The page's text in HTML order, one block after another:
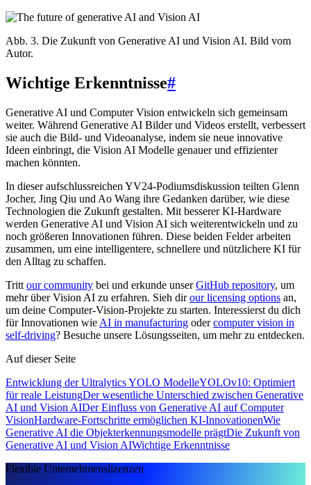
Abb. 3. Die Zukunft von Generative AI und Vision AI. Bild vom
Autor.
Wichtige Erkenntnisse#
Generative AI und Computer Vision entwickeln sich gemeinsam
weiter. Während Generative AI Bilder und Videos erstellt, verbessert
sie auch die Bild- und Videoanalyse, indem sie neue innovative
Ideen einbringt, die Vision AI Modelle genauer und effizienter
machen könnten.
In dieser aufschlussreichen YV24-Podiumsdiskussion teilten Glenn
Jocher, Jing Qiu und Ao Wang ihre Gedanken darüber, wie diese
Technologien die Zukunft gestalten. Mit besserer KI-Hardware
werden Generative AI und Vision AI sich weiterentwickeln und zu
noch größeren Innovationen führen. Diese beiden Felder arbeiten
zusammen, um eine intelligentere, schnellere und nützlichere KI für
den Alltag zu schaffen.
Tritt our community bei und erkunde unserGitHub repository, um
mehr über Vision AI zu erfahren. Sieh dirour licensing options an,
um deine Computer-Vision-Projekte zu starten. Interessierst du dich
für Innovationen wie AI in manufacturing odercomputer vision in
self-driving? Besuche unsere Lösungsseiten, um mehr zu entdecken.
Auf dieser Seite
Entwicklung der Ultralytics YOLO ModelleYOLOv10: Optimiert
für reale LeistungDer wesentliche Unterschied zwischen Generative
AI und Vision AIDer Einfluss von Generative AI auf Computer
VisionHardware-Fortschritte ermöglichen KI-InnovationenWie
Generative AI die Objekterkennungsmodelle prägtDie Zukunft von
Generative AI und Vision AIWichtige Erkenntnisse
Flexible Unternehmenslizenzen